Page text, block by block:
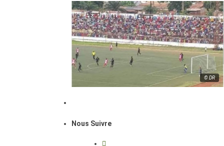
© DR
Nous Suivre